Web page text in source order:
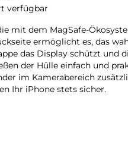
verfügbar
mit dem MagSafe-
ermöglicht es, das
das Display schützt und
der Hülle einfach und
im Kamerabereich
Ihr iPhone stets sicher.